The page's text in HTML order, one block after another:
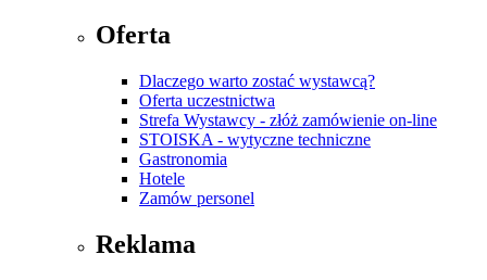
Oferta
Dlaczego warto zostać wystawcą?
Oferta uczestnictwa
Strefa Wystawcy - złóż zamówienie on-line
STOISKA - wytyczne techniczne
Gastronomia
Hotele
Zamów personel
Reklama